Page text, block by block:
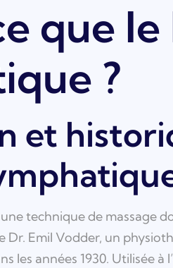
que
?
et
technique de massage
Dr. Emil Vodder, un
les années 1930. Utilisée à